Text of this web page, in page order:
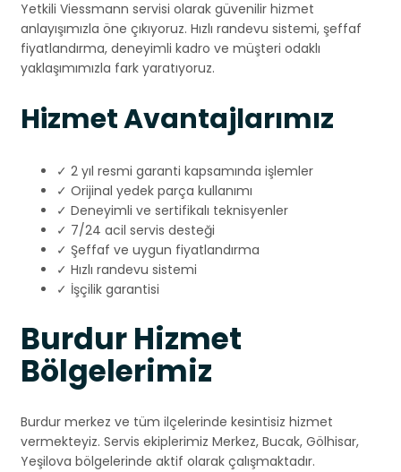
Yetkili Viessmann servisi olarak güvenilir hizmet
anlayışımızla öne çıkıyoruz. Hızlı randevu sistemi, şeffaf
fiyatlandırma, deneyimli kadro ve müşteri odaklı
yaklaşımımızla fark yaratıyoruz.
Hizmet Avantajlarımız
✓ 2 yıl resmi garanti kapsamında işlemler
✓ Orijinal yedek parça kullanımı
✓ Deneyimli ve sertifikalı teknisyenler
✓ 7/24 acil servis desteği
✓ Şeffaf ve uygun fiyatlandırma
✓ Hızlı randevu sistemi
✓ İşçilik garantisi
Burdur Hizmet
Bölgelerimiz
Burdur merkez ve tüm ilçelerinde kesintisiz hizmet
vermekteyiz. Servis ekiplerimiz Merkez, Bucak, Gölhisar,
Yeşilova bölgelerinde aktif olarak çalışmaktadır.